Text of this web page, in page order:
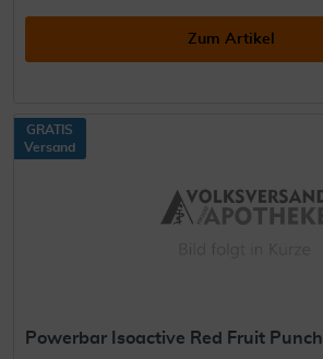
Zum Artikel
GRATIS
Versand
Powerbar Isoactive Red Fruit Punch